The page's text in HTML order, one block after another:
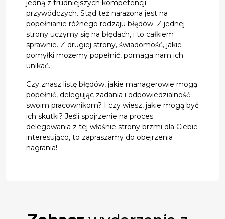
jedną z trudniejszych kompetencji
przywódczych. Stąd też narażona jest na
popełnianie różnego rodzaju błędów. Z jednej
strony uczymy się na błędach, i to całkiem
sprawnie. Z drugiej strony, świadomość, jakie
pomyłki możemy popełnić, pomaga nam ich
unikać.
Czy znasz listę błędów, jakie managerowie mogą
popełnić, delegując zadania i odpowiedzialność
swoim pracownikom? I czy wiesz, jakie mogą być
ich skutki? Jeśli spojrzenie na proces
delegowania z tej właśnie strony brzmi dla Ciebie
interesująco, to zapraszamy do obejrzenia
nagrania!